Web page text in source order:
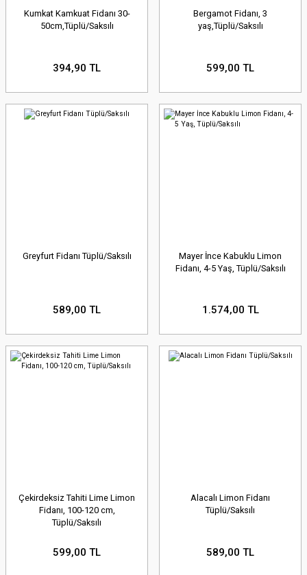
Kumkat Kamkuat Fidanı 30-
50cm,Tüplü/Saksılı
394,90 TL
Bergamot Fidanı, 3
yaş,Tüplü/Saksılı
599,00 TL
Greyfurt Fidanı Tüplü/Saksılı
589,00 TL
Mayer İnce Kabuklu Limon
Fidanı, 4-5 Yaş, Tüplü/Saksılı
1.574,00 TL
Çekirdeksiz Tahiti Lime Limon
Fidanı, 100-120 cm,
Tüplü/Saksılı
599,00 TL
Alacalı Limon Fidanı
Tüplü/Saksılı
589,00 TL